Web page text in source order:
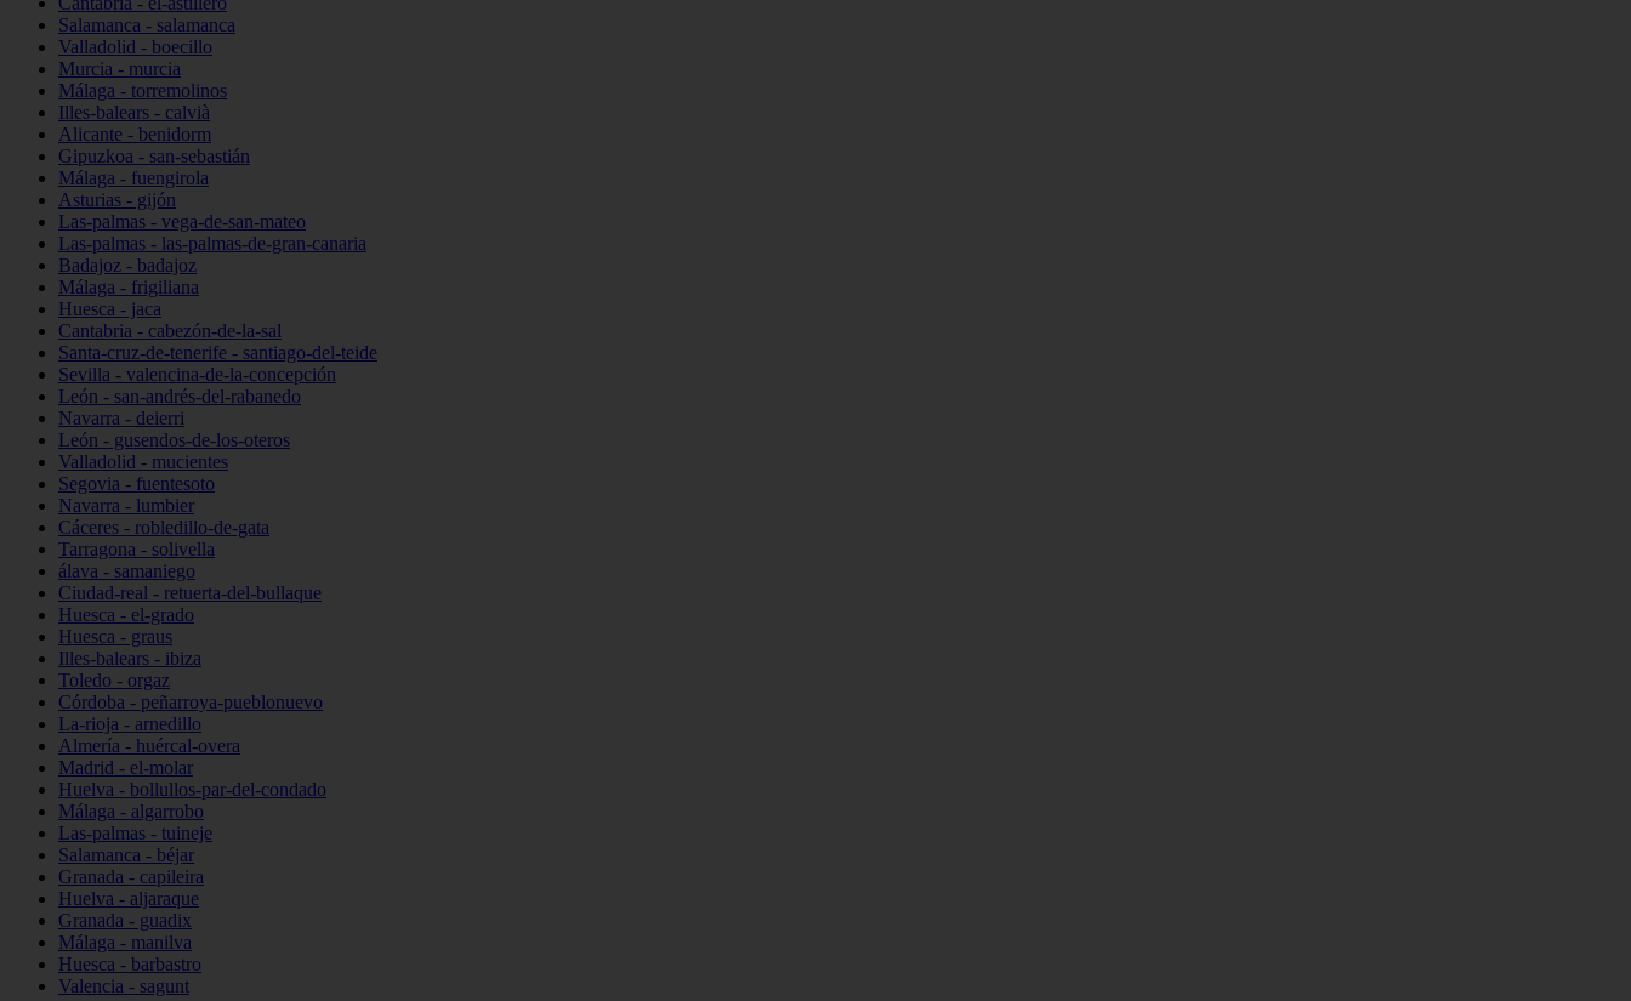
Salamanca - salamanca
Valladolid - boecillo
Murcia - murcia
Málaga - torremolinos
Illes-balears - calvià
Alicante - benidorm
Gipuzkoa - san-sebastián
Málaga - fuengirola
Asturias - gijón
Las-palmas - vega-de-san-mateo
Las-palmas - las-palmas-de-gran-canaria
Badajoz - badajoz
Málaga - frigiliana
Huesca - jaca
Cantabria - cabezón-de-la-sal
Santa-cruz-de-tenerife - santiago-del-teide
Sevilla - valencina-de-la-concepción
León - san-andrés-del-rabanedo
Navarra - deierri
León - gusendos-de-los-oteros
Valladolid - mucientes
Segovia - fuentesoto
Navarra - lumbier
Cáceres - robledillo-de-gata
Tarragona - solivella
álava - samaniego
Ciudad-real - retuerta-del-bullaque
Huesca - el-grado
Huesca - graus
Illes-balears - ibiza
Toledo - orgaz
Córdoba - peñarroya-pueblonuevo
La-rioja - arnedillo
Almería - huércal-overa
Madrid - el-molar
Huelva - bollullos-par-del-condado
Málaga - algarrobo
Las-palmas - tuineje
Salamanca - béjar
Granada - capileira
Huelva - aljaraque
Granada - guadix
Málaga - manilva
Huesca - barbastro
Valencia - sagunt